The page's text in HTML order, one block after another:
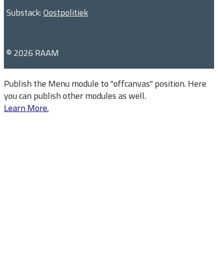
Substack:Oostpolitiek
© 2026 RAAM
Publish the Menu module to "offcanvas" position. Here
you can publish other modules as well.
Learn More.